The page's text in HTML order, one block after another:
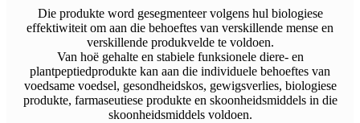
Die produkte word gesegmenteer volgens hul biologiese
effektiwiteit om aan die behoeftes van verskillende mense en
verskillende produkvelde te voldoen.
Van hoë gehalte en stabiele funksionele diere- en
plantpeptiedprodukte kan aan die individuele behoeftes van
voedsame voedsel, gesondheidskos, gewigsverlies, biologiese
produkte, farmaseutiese produkte en skoonheidsmiddels in die
skoonheidsmiddels voldoen.